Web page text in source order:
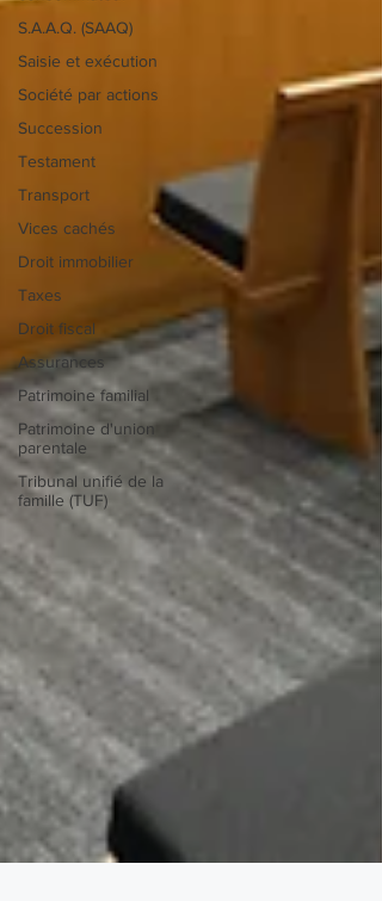
S.A.A.Q. (SAAQ)
Saisie et exécution
Société par actions
Succession
Testament
Transport
Vices cachés
Droit immobilier
Taxes
Droit fiscal
Assurances
Patrimoine familial
Patrimoine d'union
parentale
Tribunal unifié de la
famille (TUF)